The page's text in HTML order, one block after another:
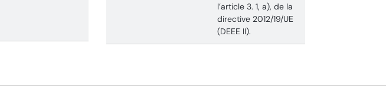
l’article 3. 1, a), de la
directive 2012/19/UE
(DEEE II).